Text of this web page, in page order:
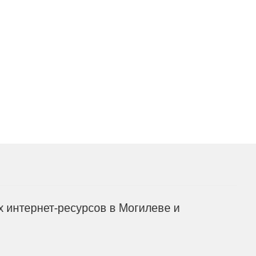
ресурсов в Могилеве и